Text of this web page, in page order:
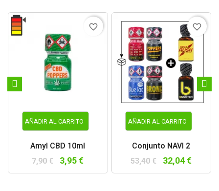
AÑADIR AL CARRITO
Amyl CBD 10ml
7,90 € 3,95 €
favorite_border
AÑADIR AL CARRITO
Conjunto NAVI 2
53,40 € 32,04 €
favorite_border